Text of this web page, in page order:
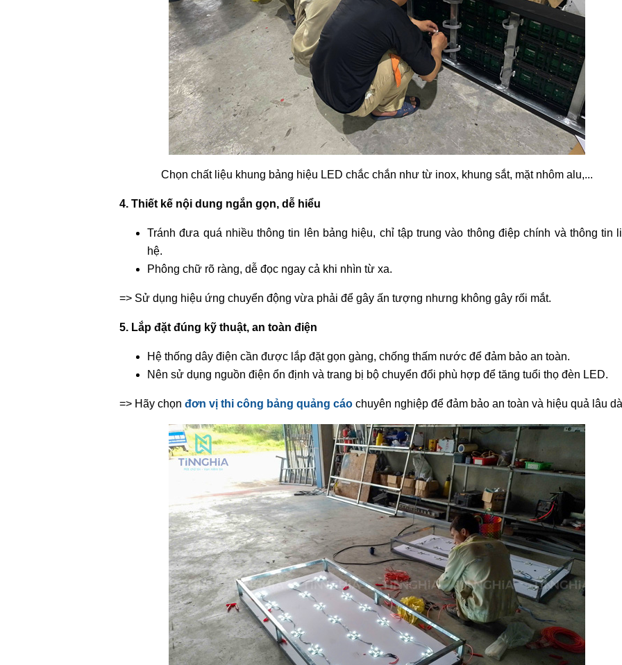
Chọn chất liệu khung bảng hiệu LED chắc chắn như từ inox, khung sắt, mặt nhôm alu,...
4. Thiết kế nội dung ngắn gọn, dễ hiểu
Tránh đưa quá nhiều thông tin lên bảng hiệu, chỉ tập trung vào thông điệp chính và thông tin
hệ.
Phông chữ rõ ràng, dễ đọc ngay cả khi nhìn từ xa.
=> Sử dụng hiệu ứng chuyển động vừa phải để gây ấn tượng nhưng không gây rối mắt.
5. Lắp đặt đúng kỹ thuật, an toàn điện
Hệ thống dây điện cần được lắp đặt gọn gàng, chống thấm nước để đảm bảo an toàn.
Nên sử dụng nguồn điện ổn định và trang bị bộ chuyển đổi phù hợp để tăng tuổi thọ đèn LED.
=> Hãy chọn đơn vị thi công bảng quảng cáo chuyên nghiệp để đảm bảo an toàn và hiệu quả lâu